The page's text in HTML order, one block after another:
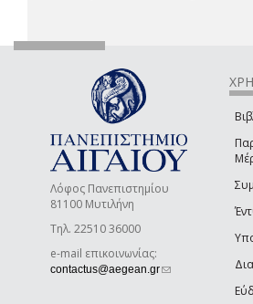
Λόφος Πανεπιστημίου
81100 Μυτιλήνη
Τηλ. 22510 36000
e-mail επικοινωνίας:
contactus@aegean.gr(link sends e-mail)